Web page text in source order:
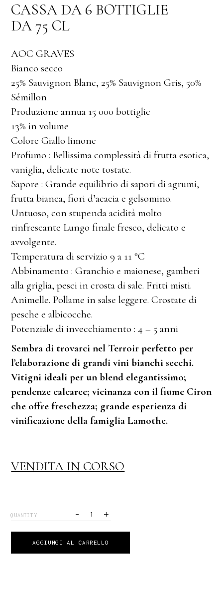
CASSA DA 6 BOTTIGLIE
DA 75 CL
AOC GRAVES
Bianco secco
25% Sauvignon Blanc, 25% Sauvignon Gris, 50%
Sémillon
Produzione annua 15 000 bottiglie
13% in volume
Colore Giallo limone
Profumo : Bellissima complessità di frutta esotica,
vaniglia, delicate note tostate.
Sapore : Grande equilibrio di sapori di agrumi,
frutta bianca, fiori d’acacia e gelsomino.
Untuoso, con stupenda acidità molto
rinfrescante Lungo finale fresco, delicato e
avvolgente.
Temperatura di servizio 9 a 11 °C
Abbinamento : Granchio e maionese, gamberi
alla griglia, pesci in crosta di sale. Fritti misti.
Animelle. Pollame in salse leggere. Crostate di
pesche e albicocche.
Potenziale di invecchiamento : 4 – 5 anni
Sembra di trovarci nel Terroir perfetto per
l’elaborazione di grandi vini bianchi secchi.
Vitigni ideali per un blend elegantissimo;
pendenze calcaree; vicinanza con il fiume Ciron
che offre freschezza; grande esperienza di
vinificazione della famiglia Lamothe.
VENDITA IN CORSO
QUANTITY - +
AGGIUNGI AL CARRELLO